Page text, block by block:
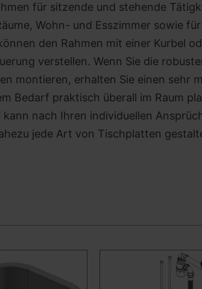
für sitzende und stehende
Wohn- und Esszimmer sowie
den Rahmen mit einer Kurbel
verstellen. Wenn Sie die
montieren, erhalten Sie einen sehr
Bedarf praktisch überall im Raum
kann nach Ihren individuellen
jede Art von Tischplatten